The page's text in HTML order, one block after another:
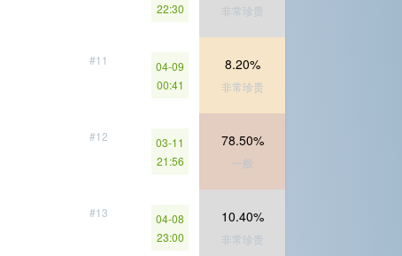
22:30
非常珍贵
#11
04-09
00:41
8.20%
非常珍贵
#12
03-11
21:56
78.50%
一般
#13
04-08
23:00
10.40%
非常珍贵